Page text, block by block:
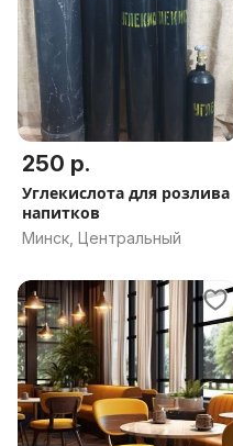
250 р.
Углекислота для розлива
напитков
Минск, Центральный